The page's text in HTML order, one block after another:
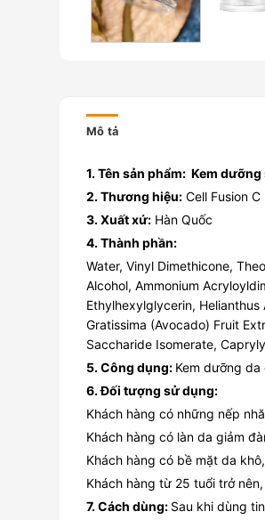
Mô tả
1. Tên sản phẩm: Kem
2. Thương hiệu: Cell Fusion
3. Xuất xứ: Hàn Quốc
4. Thành phần:
Water, Vinyl Dimethicone,
Alcohol, Ammonium
Ethylhexylglycerin,
Gratissima (Avocado) Fruit
Saccharide Isomerate,
5. Công dụng: Kem dưỡng
6. Đối tượng sử dụng:
Khách hàng có những nếp
Khách hàng có làn da giảm
Khách hàng có bề mặt da
Khách hàng từ 25 tuổi trở
7. Cách dùng: Sau khi dùng